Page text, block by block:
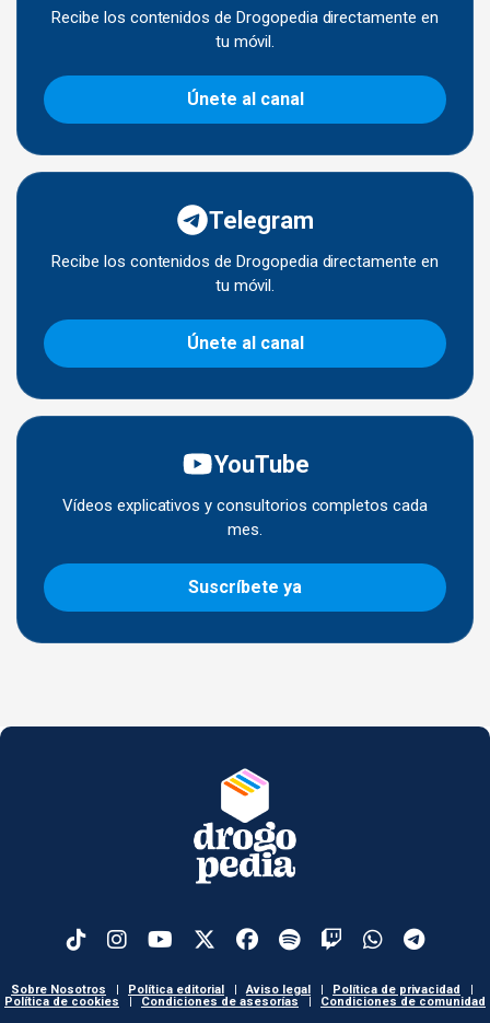
Recibe los contenidos de Drogopedia directamente en
tu móvil.
Únete al canal
Telegram
Recibe los contenidos de Drogopedia directamente en
tu móvil.
Únete al canal
YouTube
Vídeos explicativos y consultorios completos cada
mes.
Suscríbete ya
Sobre Nosotros | Política editorial | Aviso legal | Política de privacidad
|
Política de cookies
| Condiciones de asesorías | Condiciones de comunidad